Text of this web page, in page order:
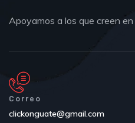
Apoyamos a los que creen
Correo
clickonguate@gmail.com